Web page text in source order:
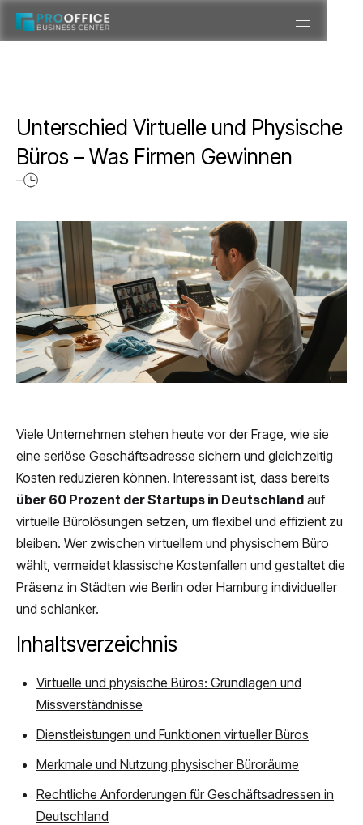
Unterschied Virtuelle und Physische
Büros – Was Firmen Gewinnen
Viele Unternehmen stehen heute vor der Frage, wie sie
eine seriöse Geschäftsadresse sichern und gleichzeitig
Kosten reduzieren können. Interessant ist, dass bereits
über 60 Prozent der Startups in Deutschland auf
virtuelle Bürolösungen setzen, um flexibel und effizient zu
bleiben. Wer zwischen virtuellem und physischem Büro
wählt, vermeidet klassische Kostenfallen und gestaltet die
Präsenz in Städten wie Berlin oder Hamburg individueller
und schlanker.
Inhaltsverzeichnis
Virtuelle und physische Büros: Grundlagen und
Missverständnisse
Dienstleistungen und Funktionen virtueller Büros
Merkmale und Nutzung physischer Büroräume
Rechtliche Anforderungen für Geschäftsadressen in
Deutschland